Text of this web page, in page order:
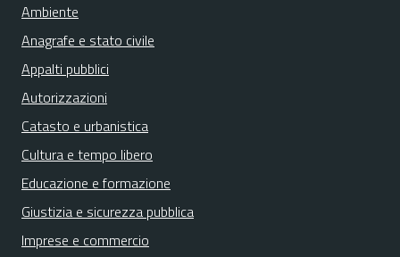
Ambiente
Anagrafe e stato civile
Appalti pubblici
Autorizzazioni
Catasto e urbanistica
Cultura e tempo libero
Educazione e formazione
Giustizia e sicurezza pubblica
Imprese e commercio